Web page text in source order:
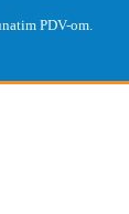
PDV-om.